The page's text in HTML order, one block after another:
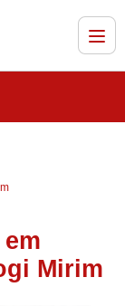
Mirim